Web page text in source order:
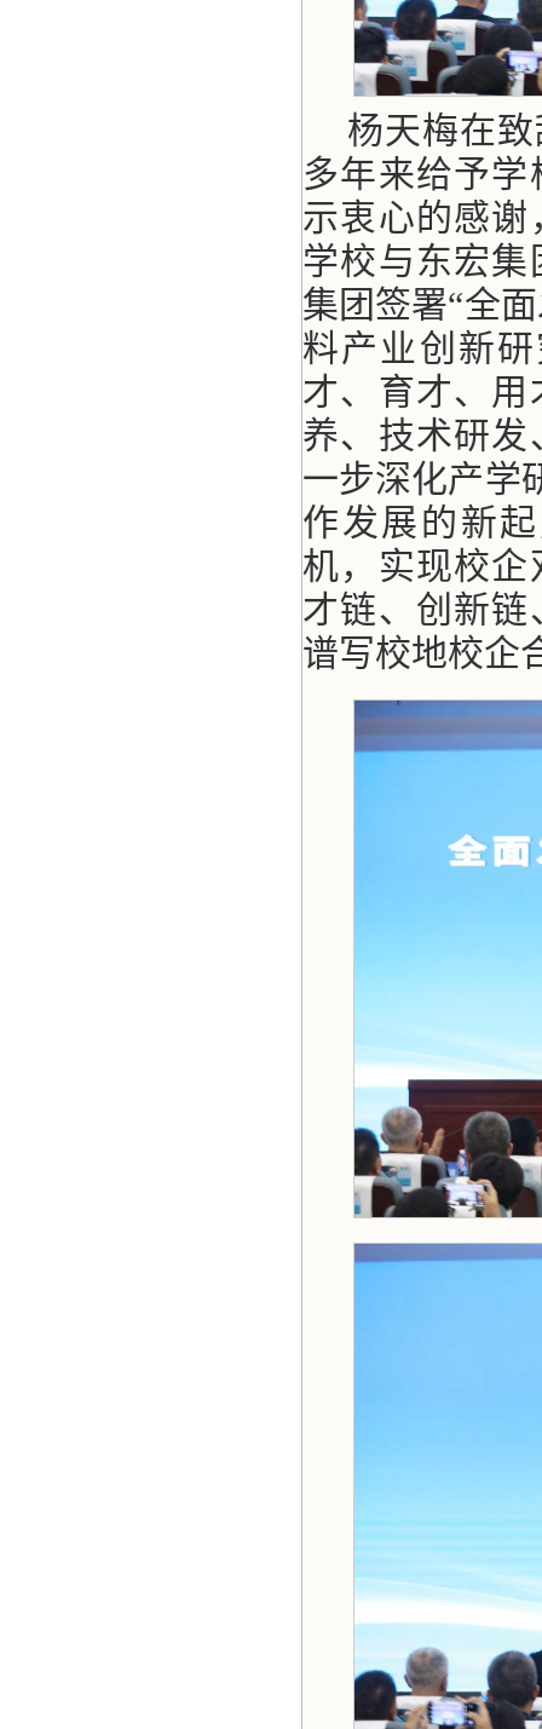
杨天梅在
多年来给予
示衷心的感
学校与东宏
集团签署“全
料产业创新
才、育才、
养、技术研
一步深化产学
作发展的新
机，实现校
才链、创新
谱写校地校企